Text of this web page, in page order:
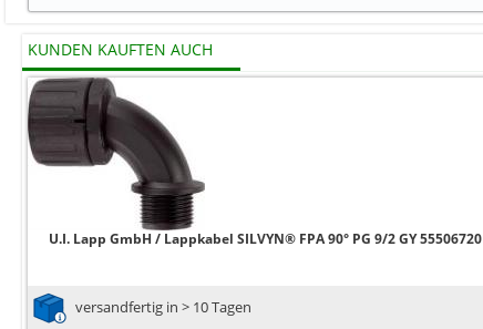
KUNDEN KAUFTEN AUCH
U.I. Lapp GmbH / Lappkabel SILVYN® FPA 90° PG 9/2 GY 55506720
versandfertig in > 10 Tagen